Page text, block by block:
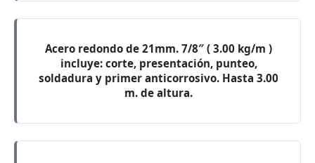
Acero redondo de 21mm. 7/8″ ( 3.00 kg/m )
incluye: corte, presentación, punteo,
soldadura y primer anticorrosivo. Hasta 3.00
m. de altura.